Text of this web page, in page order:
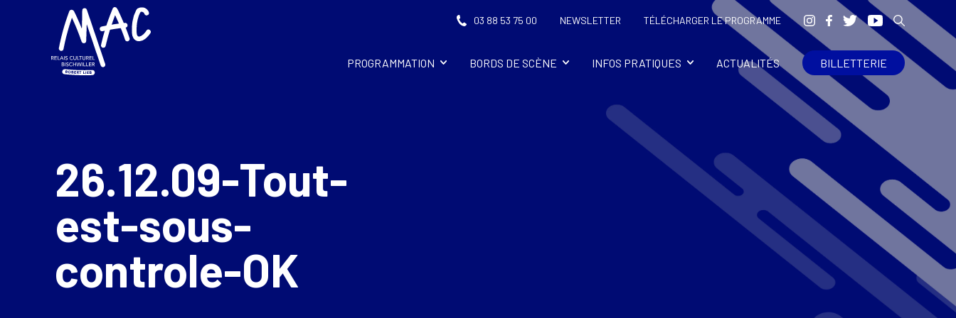
03 88 53 75 00 NEWSLETTER TÉLÉCHARGER LE PROGRAMME
PROGRAMMATION BORDS DE SCÈNE INFOS PRATIQUES ACTUALITÉS BILLETTERIE
26.12.09-Tout-
est-sous-
controle-OK